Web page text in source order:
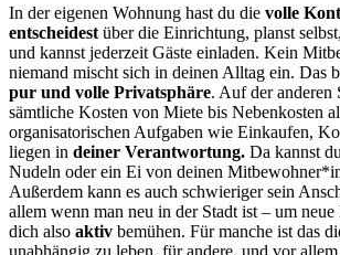
In der eigenen Wohnung hast du die volle
entscheidest über die Einrichtung, planst
und kannst jederzeit Gäste einladen. Kein
niemand mischt sich in deinen Alltag ein. Das
pur und volle Privatsphäre. Auf der anderen
sämtliche Kosten von Miete bis Nebenkosten
organisatorischen Aufgaben wie Einkaufen,
liegen in deiner Verantwortung. Da kannst
Nudeln oder ein Ei von deinen
Außerdem kann es auch schwieriger sein
allem wenn man neu in der Stadt ist – um
dich also aktiv bemühen. Für manche ist das
unabhängig zu leben, für andere, und vor